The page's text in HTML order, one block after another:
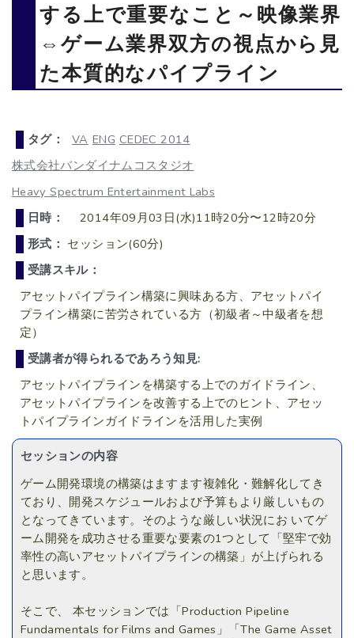
する上で重要なこと～映像業界
⇔ゲーム業界双方の視点から見
た本質的なパイプライン
タグ： VA ENG CEDEC 2014
株式会社バンダイナムコスタジオ
Heavy Spectrum Entertainment Labs
日時：
2014年09月03日(水)11時20分〜12時20分
形式： セッション(60分)
受講スキル：
アセットパイプライン構築に興味ある方、アセットパイ
プライン構築に苦労されている方（初級者～中級者を想
定）
受講者が得られるであろう知見:
アセットパイプラインを構築する上でのガイドライン、
アセットパイプラインを改善する上でのヒント、アセッ
トパイプラインガイドラインを活用した実例
セッションの内容
ゲーム開発環境の構築はますます複雑化・難解化してき
ており、開発スケジュールおよび予算もより厳しいもの
となってきています。そのような厳しい状況にお いてゲ
ーム開発を成功させる重要な要素の1つとして「堅牢で効
率性の高いアセットパイプラインの構築」が上げられる
と思います。
そこで、 本セッションでは「Production Pipeline
Fundamentals for Films and Games」「The Game Asset